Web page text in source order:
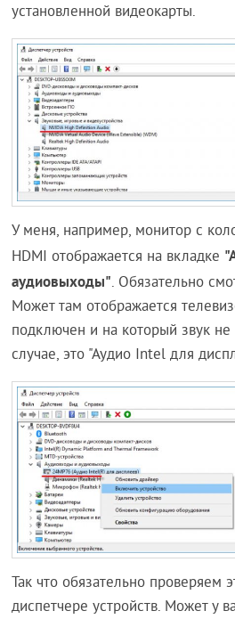
установленной видеокарты.
У меня, например, монитор с
HDMI отображается на вкладке
аудиовыходы". Обязательно
Может там отображается
подключен и на который звук
случае, это "Аудио Intel для
Так что обязательно проверяем
диспетчере устройств. Может у